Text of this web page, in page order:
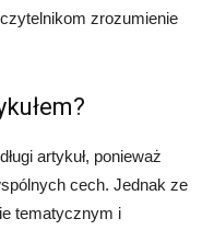
zrozumienie
artykuł, ponieważ
cech. Jednak ze
tematycznym i